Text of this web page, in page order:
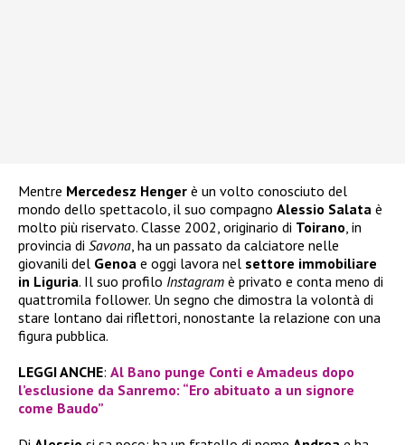
Mentre Mercedesz Henger è un volto conosciuto del
mondo dello spettacolo, il suo compagno Alessio Salata è
molto più riservato. Classe 2002, originario di Toirano , in
provincia di Savona , ha un passato da calciatore nelle
giovanili del Genoa e oggi lavora nel settore immobiliare
in Liguria. Il suo profilo Instagram è privato e conta meno di
quattromila follower. Un segno che dimostra la volontà di
stare lontano dai riflettori, nonostante la relazione con una
figura pubblica.
LEGGI ANCHE: Al Bano punge Conti e Amadeus dopo
l’esclusione da Sanremo: “Ero abituato a un signore
come Baudo”